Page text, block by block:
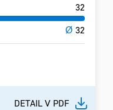
Ø 32
32
DETAIL V PDF